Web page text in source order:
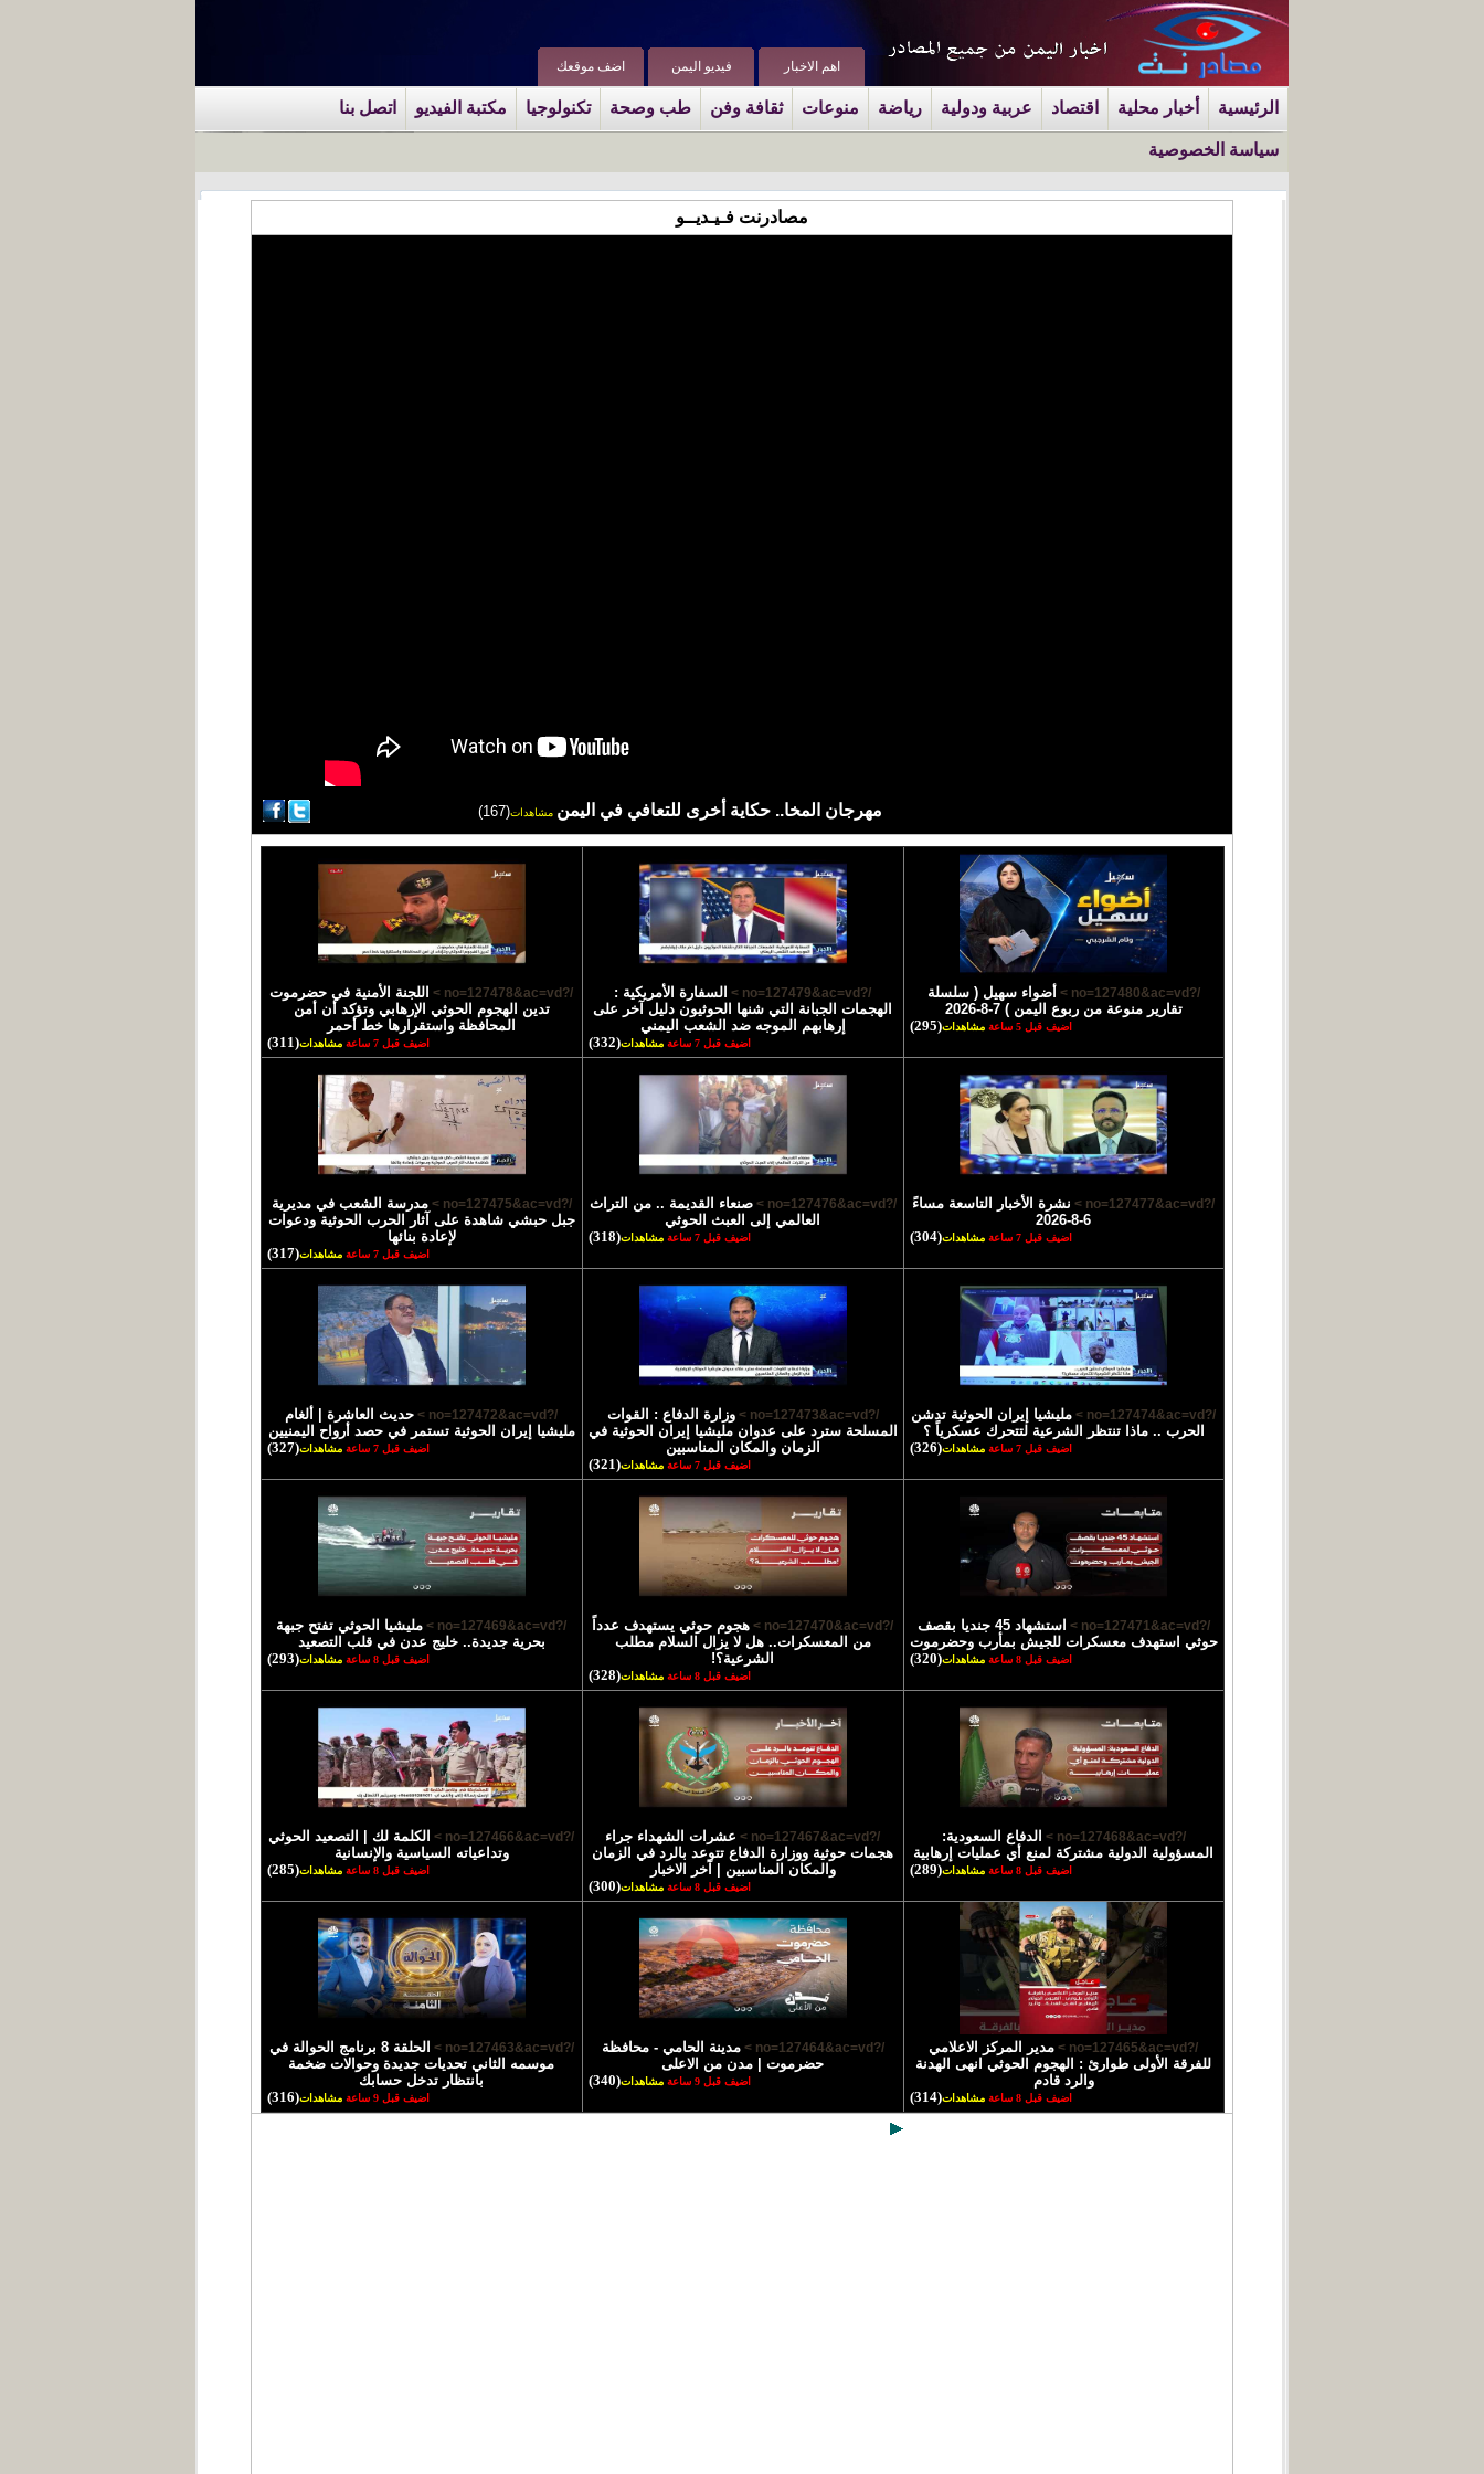
اضف موقعك فيديو اليمن اهم الاخبار
الرئيسية أخبار محلية اقتصاد عربية ودولية رياضة منوعات ثقافة وفن طب وصحة تكنولوجيا مكتبة الفيديو اتصل بنا
سياسة الخصوصية
مصادرنت فـيـديــو
مهرجان المخا.. حكاية أخرى للتعافي في اليمن مشاهدات(167)
/?no=127480&ac=vd >
أضواء سهيل ( سلسلة
تقارير منوعة من ربوع اليمن ) 7-8-2026
اضيف قبل 5 ساعة مشاهدات(295)
/?no=127479&ac=vd >
السفارة الأمريكية :
الهجمات الجبانة التي شنها الحوثيون دليل آخر على
إرهابهم الموجه ضد الشعب اليمني
اضيف قبل 7 ساعة مشاهدات(332)
/?no=127478&ac=vd >
اللجنة الأمنية في حضرموت
تدين الهجوم الحوثي الإرهابي وتؤكد أن أمن
المحافظة واستقرارها خط أحمر
اضيف قبل 7 ساعة مشاهدات(311)
/?no=127477&ac=vd >
نشرة الأخبار التاسعة مساءً
6-8-2026
اضيف قبل 7 ساعة مشاهدات(304)
/?no=127476&ac=vd >
صنعاء القديمة .. من التراث
العالمي إلى العبث الحوثي
اضيف قبل 7 ساعة مشاهدات(318)
/?no=127475&ac=vd >
مدرسة الشعب في مديرية
جبل حبشي شاهدة على آثار الحرب الحوثية ودعوات
لإعادة بنائها
اضيف قبل 7 ساعة مشاهدات(317)
/?no=127474&ac=vd >
مليشيا إيران الحوثية تدشن
الحرب .. ماذا تنتظر الشرعية لتتحرك عسكرياً ؟
اضيف قبل 7 ساعة مشاهدات(326)
/?no=127473&ac=vd >
وزارة الدفاع : القوات
المسلحة سترد على عدوان مليشيا إيران الحوثية في
الزمان والمكان المناسبين
اضيف قبل 7 ساعة مشاهدات(321)
/?no=127472&ac=vd >
حديث العاشرة | ألغام
مليشيا إيران الحوثية تستمر في حصد أرواح اليمنيين
اضيف قبل 7 ساعة مشاهدات(327)
/?no=127471&ac=vd >
استشهاد 45 جنديا بقصف
حوثي استهدف معسكرات للجيش بمأرب وحضرموت
اضيف قبل 8 ساعة مشاهدات(320)
/?no=127470&ac=vd >
هجوم حوثي يستهدف عدداً
من المعسكرات.. هل لا يزال السلام مطلب
الشرعية؟!
اضيف قبل 8 ساعة مشاهدات(328)
/?no=127469&ac=vd >
مليشيا الحوثي تفتح جبهة
بحرية جديدة.. خليج عدن في قلب التصعيد
اضيف قبل 8 ساعة مشاهدات(293)
/?no=127468&ac=vd >
الدفاع السعودية:
المسؤولية الدولية مشتركة لمنع أي عمليات إرهابية
اضيف قبل 8 ساعة مشاهدات(289)
/?no=127467&ac=vd >
عشرات الشهداء جراء
هجمات حوثية ووزارة الدفاع تتوعد بالرد في الزمان
والمكان المناسبين | آخر الاخبار
اضيف قبل 8 ساعة مشاهدات(300)
/?no=127466&ac=vd >
الكلمة لك | التصعيد الحوثي
وتداعياته السياسية والإنسانية
اضيف قبل 8 ساعة مشاهدات(285)
/?no=127465&ac=vd >
مدير المركز الاعلامي
للفرقة الأولى طوارئ : الهجوم الحوثي انهى الهدنة
والرد قادم
اضيف قبل 8 ساعة مشاهدات(314)
/?no=127464&ac=vd >
مدينة الحامي - محافظة
حضرموت | مدن من الاعلى
اضيف قبل 9 ساعة مشاهدات(340)
/?no=127463&ac=vd >
الحلقة 8 برنامج الحوالة في
موسمه الثاني تحديات جديدة وحوالات ضخمة
بانتظار تدخل حسابك
اضيف قبل 9 ساعة مشاهدات(316)